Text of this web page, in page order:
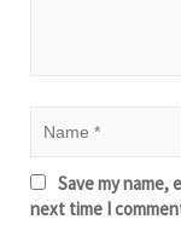
Save my
next time I